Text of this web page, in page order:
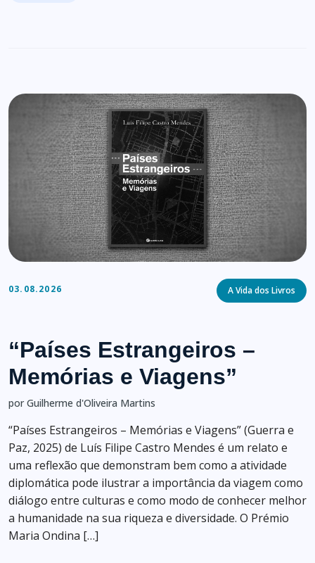
03.08.2026 Categories
A Vida dos Livros
“Países Estrangeiros –
Memórias e Viagens”
por Guilherme d'Oliveira Martins
“Países Estrangeiros – Memórias e Viagens” (Guerra e
Paz, 2025) de Luís Filipe Castro Mendes é um relato e
uma reflexão que demonstram bem como a atividade
diplomática pode ilustrar a importância da viagem como
diálogo entre culturas e como modo de conhecer melhor
a humanidade na sua riqueza e diversidade. O Prémio
Maria Ondina […]